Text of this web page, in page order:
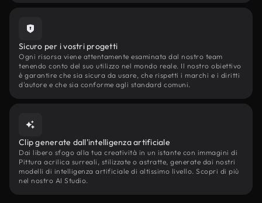
Sicuro per i vostri progetti
Ogni risorsa viene attentamente esaminata dal nostro team
tenendo conto del suo utilizzo nel mondo reale. Il nostro obiettivo
è garantire che sia sicura da usare, che rispetti i marchi e i diritti
d'autore e che sia conforme agli standard comuni.
Clip generate dall'intelligenza artificiale
Dai libero sfogo alla tua creatività in un istante con immagini di
Pittura acrilica surreali, stilizzate o astratte, generate dai nostri
modelli di intelligenza artificiale di altissimo livello. Scopri di più
nel nostro AI Studio.